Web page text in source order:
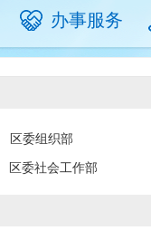
办事服务
区委组织部
区委社会工作部